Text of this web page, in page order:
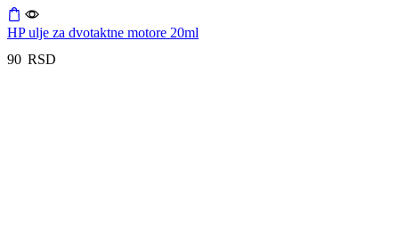
HP ulje za dvotaktne motore 20ml
90 RSD